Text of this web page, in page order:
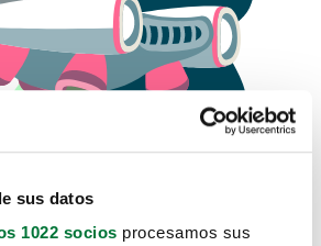
sus datos
1022 socios procesamos sus